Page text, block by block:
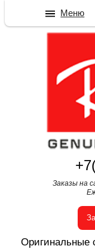
Заказы на
Оригинальные
Меню